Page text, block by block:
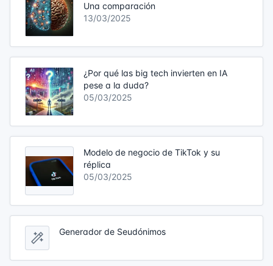
Una comparación
13/03/2025
¿Por qué las big tech invierten en IA
pese a la duda?
05/03/2025
Modelo de negocio de TikTok y su
réplica
05/03/2025
Generador de Seudónimos